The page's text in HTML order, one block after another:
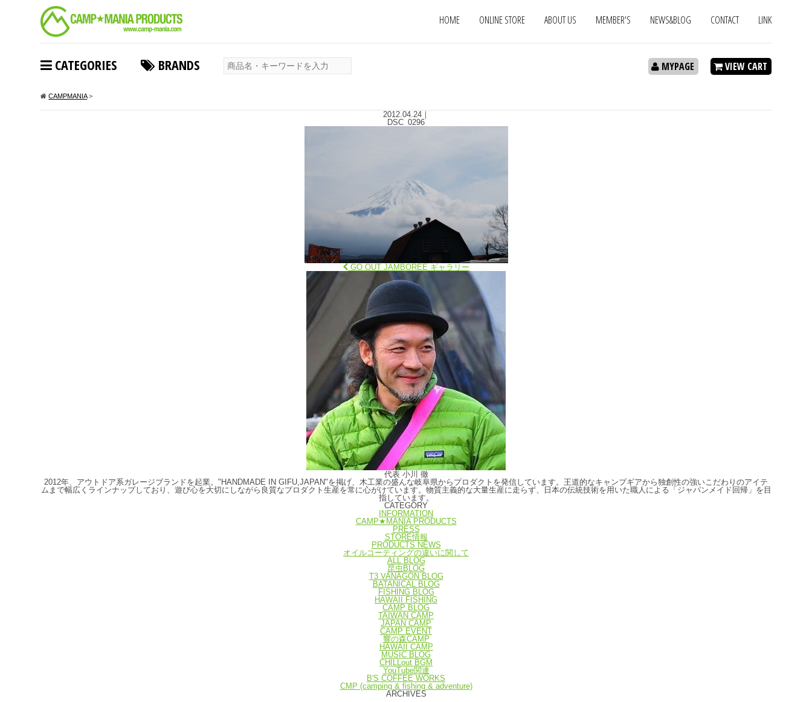
HOME ONLINE STORE ABOUT US MEMBER'S NEWS&BLOG CONTACT LINK
CATEGORIES BRANDS VIEW CART
MYPAGE
CAMPMANIA>
2012.04.24｜
DSC_0296
GO OUT JAMBOREE ギャラリー
代表 小川 徹
2012年、アウトドア系ガレージブランドを起業。"HANDMADE IN GIFU,JAPAN"を掲げ、木工業の盛んな岐阜県からプロダクトを発信しています。王道的なキャンプギアから独創性の強いこだわりのアイテ
ムまで幅広くラインナップしており、遊び心を大切にしながら良質なプロダクト生産を常に心がけています。物質主義的な大量生産に走らず、日本の伝統技術を用いた職人による「ジャパンメイド回帰」を目
指しています。
CATEGORY
INFORMATION
CAMP★MANIA PRODUCTS
PRESS
STORE情報
PRODUCTS NEWS
オイルコーティングの違いに関して
ALL BLOG
昆虫BLOG
T3 VANAGON BLOG
BATANICAL BLOG
FISHING BLOG
HAWAII FISHING
CAMP BLOG
TAIWAN CAMP
JAPAN CAMP
CAMP EVENT
響の森CAMP
HAWAII CAMP
MUSIC BLOG
CHILLout BGM
YouTube関連
B'S COFFEE WORKS
CMP (camping & fishing & adventure)
ARCHIVES